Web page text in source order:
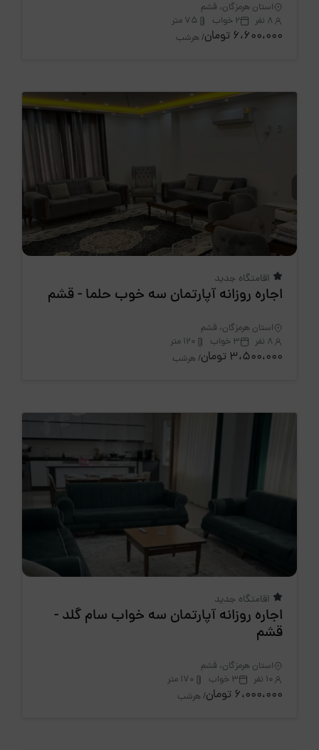
استان هرمزگان، قشم
8 نفر
2 خواب 75 متر
6،600،000 تومان / هرشب
اقامتگاه جدید
اجاره روزانه آپارتمان سه خوب حلما - قشم
استان هرمزگان، قشم
8 نفر
3 خواب 120 متر
3،500،000 تومان / هرشب
اقامتگاه جدید
اجاره روزانه آپارتمان سه خواب سام گلد -
قشم
استان هرمزگان، قشم
10 نفر
3 خواب 170 متر
6،000،000 تومان / هرشب